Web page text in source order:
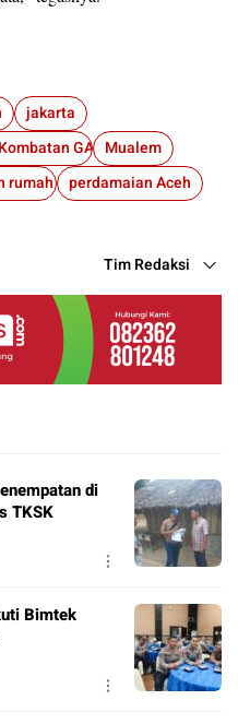
jakarta
GAMMualem
rumah
perdamaian Aceh
Tim Redaksi
di
TKSK
Bimtek